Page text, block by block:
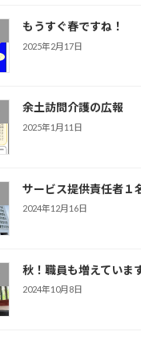
もうすぐ春ですね！
2025年2月17日
余土訪問介護の広報
2025年1月11日
サービス提供責任者１
2024年12月16日
秋！職員も増えていま
2024年10月8日